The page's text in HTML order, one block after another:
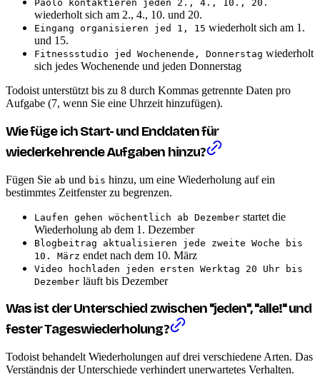
Paolo kontaktieren jeden 2., 4., 10., 20.
wiederholt sich am 2., 4., 10. und 20.
Eingang organisieren jed 1, 15 wiederholt sich am 1.
und 15.
Fitnessstudio jed Wochenende, Donnerstag wiederholt
sich jedes Wochenende und jeden Donnerstag
Todoist unterstützt bis zu 8 durch Kommas getrennte Daten pro
Aufgabe (7, wenn Sie eine Uhrzeit hinzufügen).
Wie füge ich Start- und Enddaten für
wiederkehrende Aufgaben hinzu?
Fügen Sie ab und bis hinzu, um eine Wiederholung auf ein
bestimmtes Zeitfenster zu begrenzen.
Laufen gehen wöchentlich ab Dezember startet die
Wiederholung ab dem 1. Dezember
Blogbeitrag aktualisieren jede zweite Woche bis
10. März endet nach dem 10. März
Video hochladen jeden ersten Werktag 20 Uhr bis
Dezember läuft bis Dezember
Was ist der Unterschied zwischen "jeden", "alle!" und
fester Tageswiederholung?
Todoist behandelt Wiederholungen auf drei verschiedene Arten. Das
Verständnis der Unterschiede verhindert unerwartetes Verhalten.